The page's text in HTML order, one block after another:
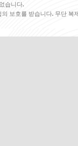
습니다.
보호를 받습니다. 무단 복